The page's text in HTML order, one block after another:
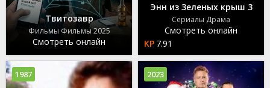
Твитозавр
Фильмы Фильмы 2025
Смотреть онлайн
Энн из Зеленых крыш 3
Сериалы Драма
Смотреть онлайн
7.91
1987 2023